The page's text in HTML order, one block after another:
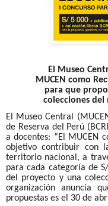
El Museo
MUCEN como
para que
colecciones del
El Museo Central
de Reserva del Perú
a docentes: “El MUCEN
objetivo contribuir con
territorio nacional, a
para cada categoría de
del proyecto y una
organización anuncia
propuestas es el 30 de